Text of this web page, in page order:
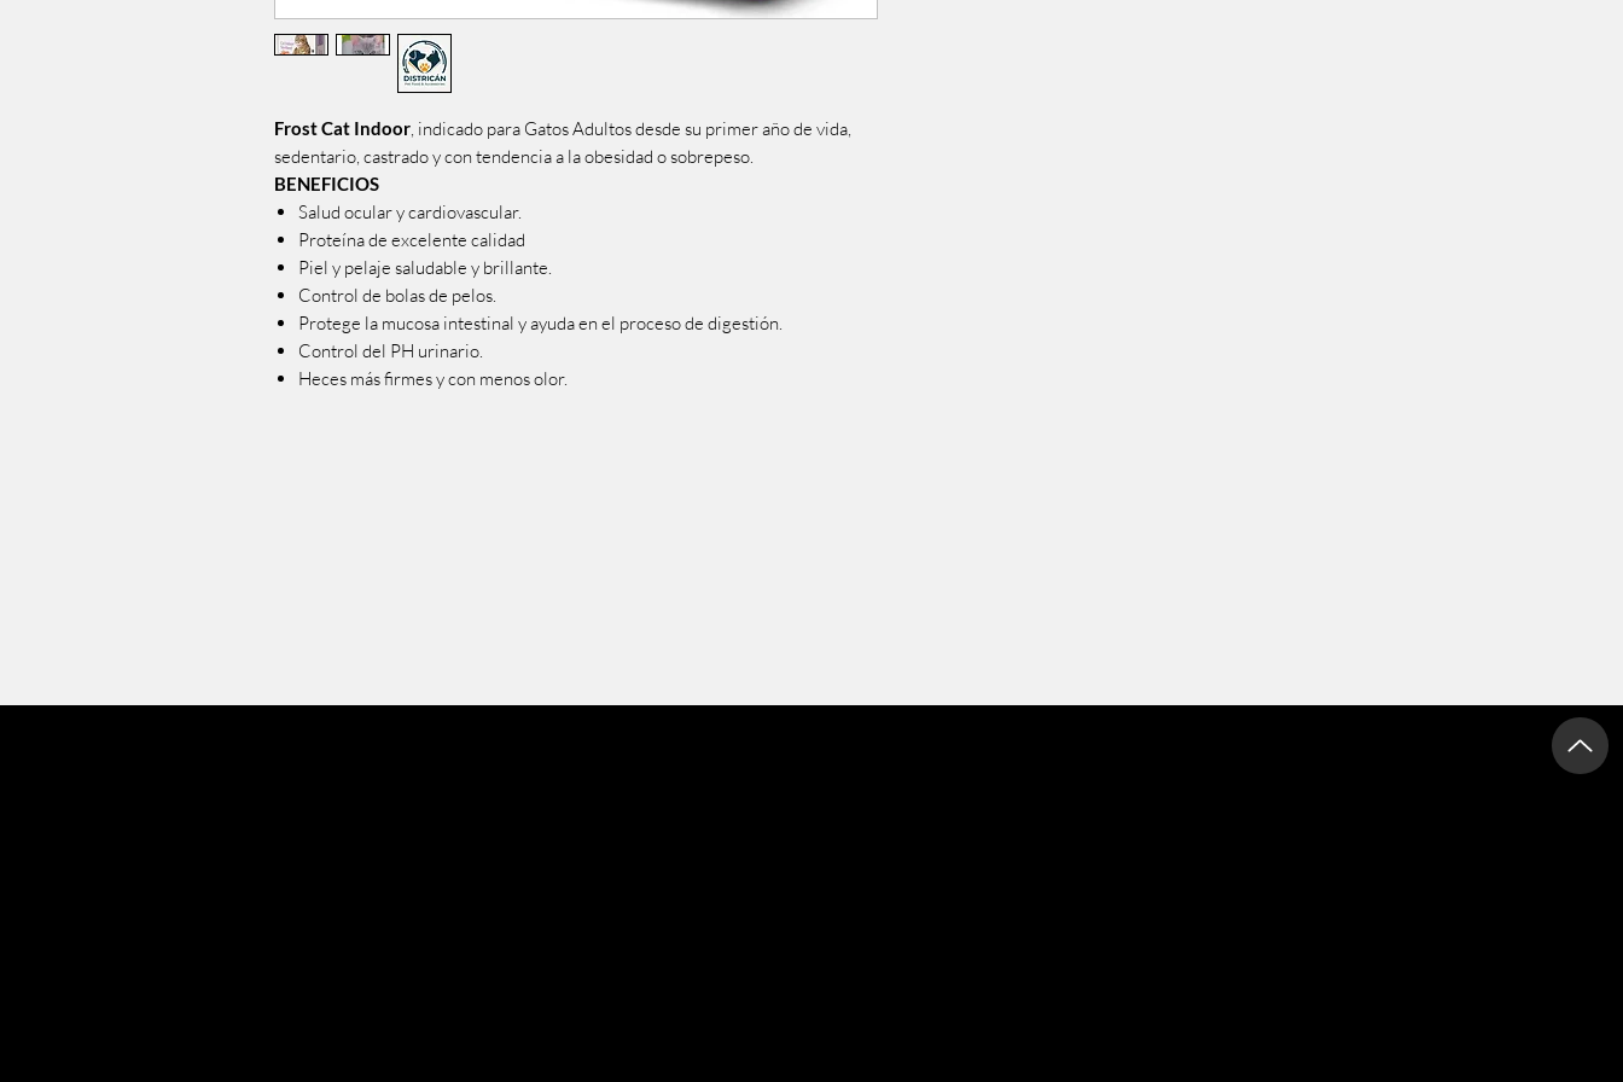
Frost Cat Indoor, indicado para Gatos Adultos desde su primer año de vida,
sedentario, castrado y con tendencia a la obesidad o sobrepeso.
BENEFICIOS
Salud ocular y cardiovascular.
Proteína de excelente calidad
Piel y pelaje saludable y brillante.
Control de bolas de pelos.
Protege la mucosa intestinal y ayuda en el proceso de digestión.
Control del PH urinario.
Heces más firmes y con menos olor.